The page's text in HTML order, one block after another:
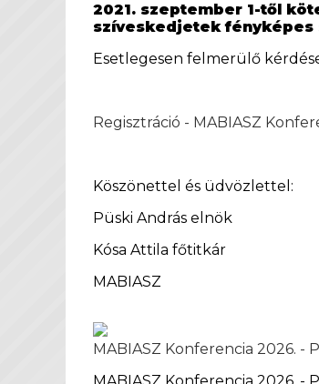
2021. szeptember 1-től
szíveskedjetek fényképes
Esetlegesen felmerülő
Regisztráció - MABIASZ
Köszönettel és üdvözlettel:
Püski András elnök
Kósa Attila főtitkár
MABIASZ
MABIASZ Konferencia 2026. -